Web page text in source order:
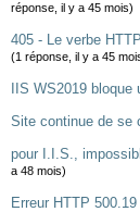
réponse, il y a 45 mois)
405 - Le verbe
(1 réponse, il y a 45
IIS WS2019
Site continue de se
pour I.I.S.,
a 48 mois)
Erreur HTTP